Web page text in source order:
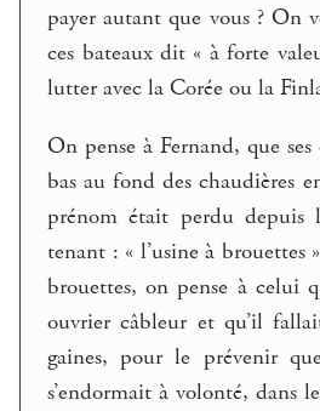
payer autant que vous ? On
ces bateaux dit « à forte
lutter avec la Corée ou la
On pense à Fernand, que
bas au fond des chaudières
prénom était perdu depuis
tenant : « l’usine à brouettes
brouettes, on pense à celui
ouvrier câbleur et qu’il
gaines, pour le prévenir
s’endormait à volonté, dans